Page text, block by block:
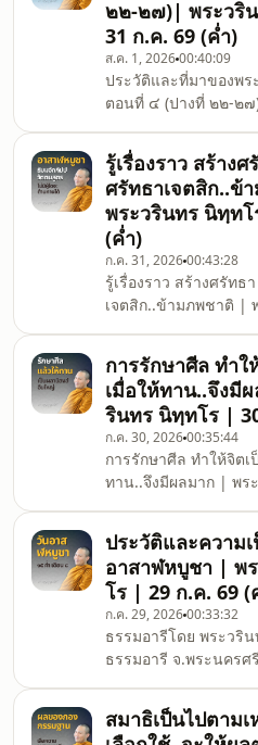
Facebook ช่องทางสื่อ
www.facebook.com/
Facebook ข่าวสารปร
www.facebook.com/
YouTube คลังวิดีโอ :
www.youtube.com/
Instagram คลังภาพ :
๒๒-๒๗)| พระวริ
31 ก.ค. 69 (ค่ำ)
ส.ค. 1, 202600:40:09
ประวัติและที่มาของพร
ตอนที่ ๔ (ปางที่ ๒๒-๒
รินทร นิททโร ณ สวน
จ.พระนครศรีอยุธยา (ค่
2569 ติดตามธรรมะเพิ่มเติมได้ที่
Facebook ช่องทางสื่อ
www.facebook.com/
Facebook ข่าวสารปร
www.facebook.com/
YouTube คลังวิดีโอ :
www.youtube.com/
Instagram
รู้เรื่องราว สร้าง
ศรัทธาเจตสิก..ข้
พระวรินทร นิทฺท
(ค่ำ)
ก.ค. 31, 202600:43:28
รู้เรื่องราว สร้างศรัทธ
เจตสิก..ข้ามภพชาติ |
ทร นิททโร ณ สวนธรร
จ.พระนครศรีอยุธยา (ค่
2569 ติดตามธรรมะเพิ่มเติมได้ที่
Facebook ช่องทางสื่อ
www.facebook.com/
Facebook ข่าวสารป
www.facebook.com/
YouTube คลังวิดีโอ :
www.youtube.com/
Instagram คลังภ
การรักษาศีล ทำใ
เมื่อให้ทาน..จึงมี
รินทร นิทฺทโร |
ก.ค. 30, 202600:35:44
การรักษาศีล ทำให้จิตเ
ทาน..จึงมีผลมาก | พร
ทร นิททโร ณ สวนธรร
จ.พระนครศรีอยุธยา (เ
2569 ติดตามธรรมะเพิ่มเติมได้ที่
Facebook ช่องทางสื่อส
www.facebook.com/
Facebook ข่าวสารป
www.facebook.com/
YouTube คลังวิดีโอ :
www.youtube.com/
Instagram คลังภา
ประวัติและความ
อาสาฬหบูชา | พ
โร | 29 ก.ค. 69 (
ก.ค. 29, 202600:33:32
ธรรมอารีโดย พระวริ
ธรรมอารี จ.พระนครศ
Facebook ช่องทางสื่อ
www.facebook.com/
สมาธิเป็นไปตาม